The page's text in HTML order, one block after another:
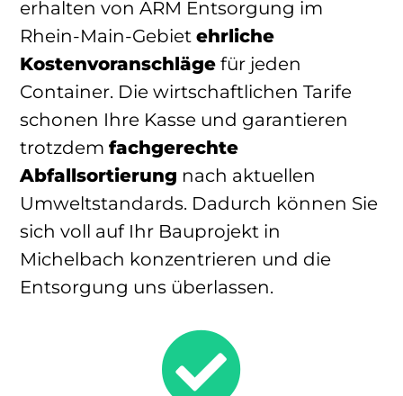
erhalten von ARM Entsorgung im
Rhein-Main-Gebiet ehrliche
Kostenvoranschläge für jeden
Container. Die wirtschaftlichen Tarife
schonen Ihre Kasse und garantieren
trotzdem fachgerechte
Abfallsortierung nach aktuellen
Umweltstandards. Dadurch können Sie
sich voll auf Ihr Bauprojekt in
Michelbach konzentrieren und die
Entsorgung uns überlassen.
